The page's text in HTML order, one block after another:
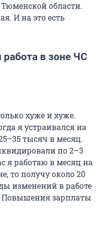
области.
И на это есть
в зоне ЧС
хуже и хуже.
я устраивался на
тысяч в месяц.
по 2–3
я работаю в месяц на
то получу около 20
изменений в работе
Повышения зарплаты